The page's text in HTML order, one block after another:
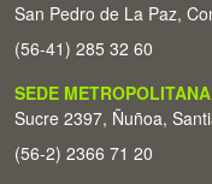
San Pedro de La Paz,
(56-41) 285 32 60
SEDE METROPOLITANA
Sucre 2397, Ñuñoa,
(56-2) 2366 71 20